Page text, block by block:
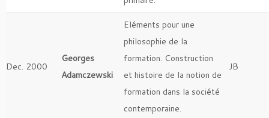
Dec. 2000
Georges
Adamczewski
Eléments pour une
philosophie de la
formation. Construction
et histoire de la notion de
formation dans la société
contemporaine.
JB